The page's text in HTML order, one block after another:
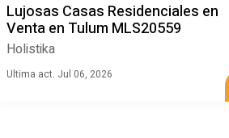
Lujosas Casas Residenciales en
Venta en Tulum MLS20559
Holistika
Ultima act. Jul 06, 2026